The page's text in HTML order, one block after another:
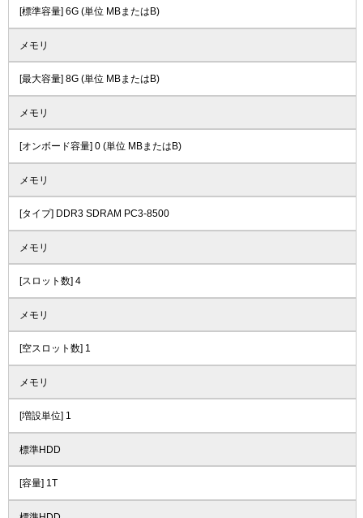
[標準容量] 6G (単位 MBまたはB)
メモリ
[最大容量] 8G (単位 MBまたはB)
メモリ
[オンボード容量] 0 (単位 MBまたはB)
メモリ
[タイプ] DDR3 SDRAM PC3-8500
メモリ
[スロット数] 4
メモリ
[空スロット数] 1
メモリ
[増設単位] 1
標準HDD
[容量] 1T